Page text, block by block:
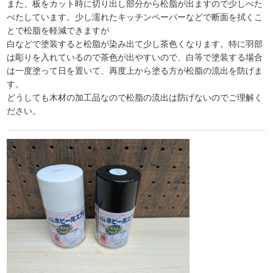
また、板をカット時に切り出し部分から松脂が出ますので少しべた
べたしています。少し濡れたキッチンペーパーなどで断面を拭くこ
とで松脂を軽減できますが
白などで塗装すると松脂が染み出て少し茶色くなります。特に羽部
は彫りを入れているので茶色が出やすいので、白等で塗装する場合
は一度塗って日を置いて、再度上から塗る方が松脂の流出を防げま
す。
どうしても木材の加工品なので松脂の流出は防げないのでご理解く
ださい。